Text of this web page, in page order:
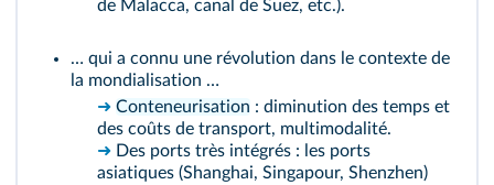
de Malacca, canal de Suez, etc.).
… qui a connu une révolution dans le contexte de
la mondialisation …
➜ Conteneurisation : diminution des temps et
des coûts de transport, multimodalité.
➜ Des ports très intégrés : les ports
asiatiques (Shanghai, Singapour, Shenzhen)